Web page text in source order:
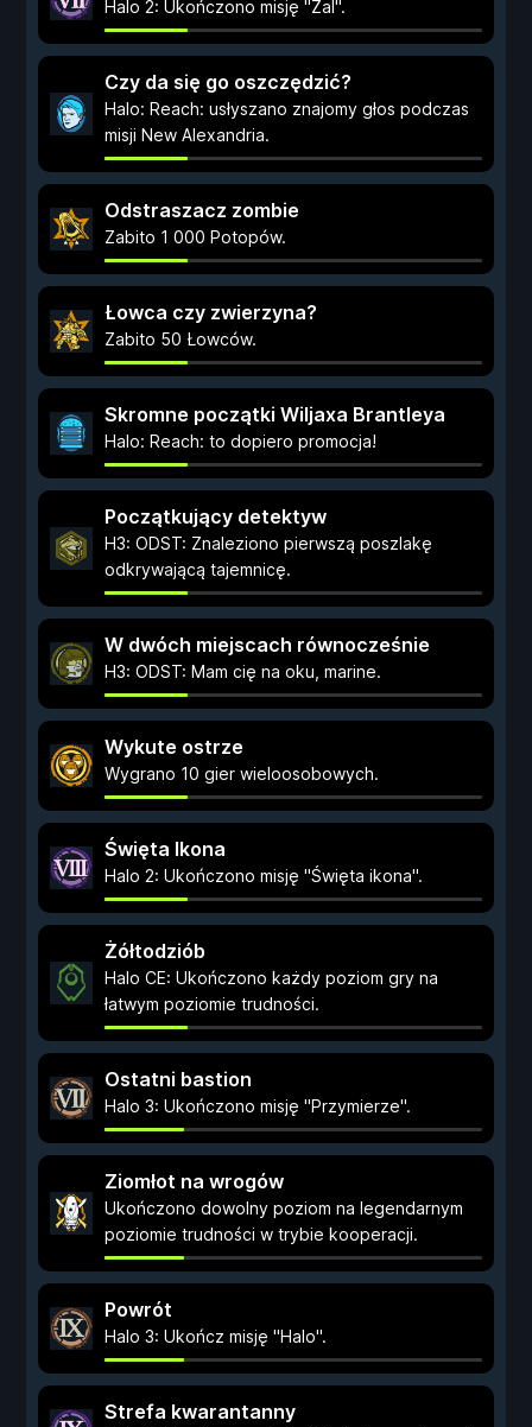
Halo 2: Ukończono misję "Żal".
Czy da się go oszczędzić?
Halo: Reach: usłyszano znajomy głos podczas
misji New Alexandria.
Odstraszacz zombie
Zabito 1 000 Potopów.
Łowca czy zwierzyna?
Zabito 50 Łowców.
Skromne początki Wiljaxa Brantleya
Halo: Reach: to dopiero promocja!
Początkujący detektyw
H3: ODST: Znaleziono pierwszą poszlakę
odkrywającą tajemnicę.
W dwóch miejscach równocześnie
H3: ODST: Mam cię na oku, marine.
Wykute ostrze
Wygrano 10 gier wieloosobowych.
Święta Ikona
Halo 2: Ukończono misję "Święta ikona".
Żółtodziób
Halo CE: Ukończono każdy poziom gry na
łatwym poziomie trudności.
Ostatni bastion
Halo 3: Ukończono misję "Przymierze".
Ziomłot na wrogów
Ukończono dowolny poziom na legendarnym
poziomie trudności w trybie kooperacji.
Powrót
Halo 3: Ukończ misję "Halo".
Strefa kwarantanny